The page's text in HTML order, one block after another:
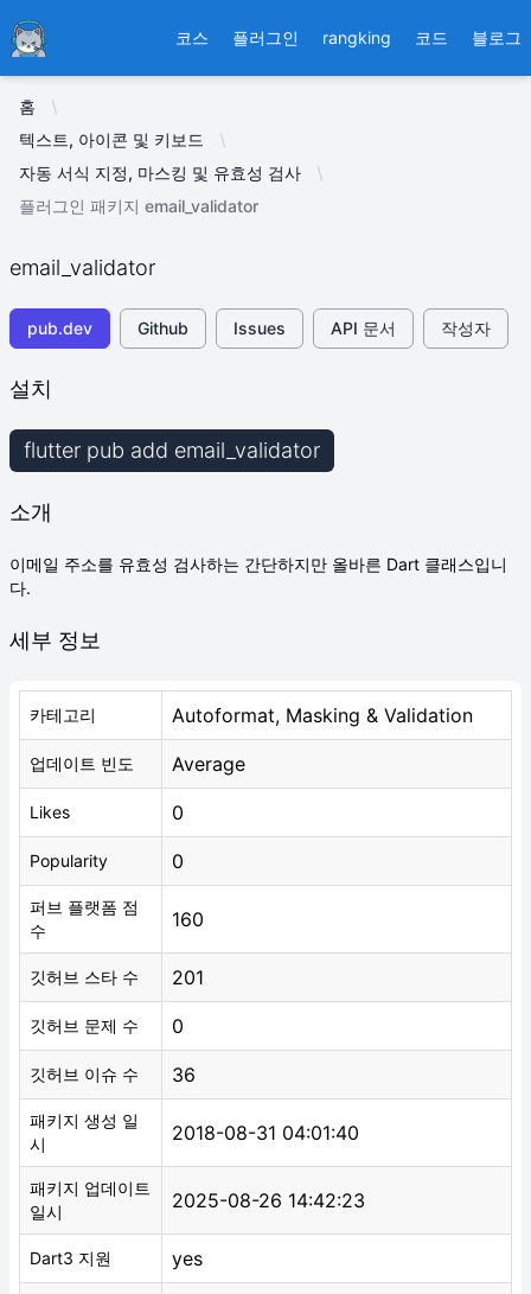
Ducafecat 코스 플러그인 rangking 코드 블로그
홈
텍스트, 아이콘 및 키보드
자동 서식 지정, 마스킹 및 유효성 검사
플러그인 패키지 email_validator
email_validator
pub.dev Github Issues API 문서 작성자
설치
flutter pub add email_validator
소개
이메일 주소를 유효성 검사하는 간단하지만 올바른 Dart 클래스입니
다.
세부 정보
카테고리 Autoformat, Masking & Validation
업데이트 빈도 Average
Likes 0
Popularity 0
퍼브 플랫폼 점
수
160
깃허브 스타 수 201
깃허브 문제 수 0
깃허브 이슈 수 36
패키지 생성 일
시
2018-08-31 04:01:40
패키지 업데이트
일시
2025-08-26 14:42:23
Dart3 지원 yes